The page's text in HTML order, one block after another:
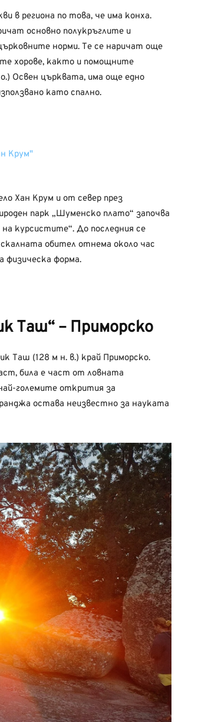
в региона по това, че има конха.
основно полукръглите и
норми. Те се наричат още
хорове, както и помощните
Освен църквата, има още едно
като спално.
Хан Крум и от север през
парк „Шуменско плато“ започва
курсистите“. До последния се
обител отнема около час
физическа форма.
Таш“ – Приморско
Таш (128 м н. в.) край Приморско.
била е част от ловната
големите открития за
остава неизвестно за науката